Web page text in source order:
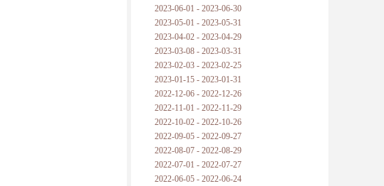
2023-06-01 - 2023-06-30
2023-05-01 - 2023-05-31
2023-04-02 - 2023-04-29
2023-03-08 - 2023-03-31
2023-02-03 - 2023-02-25
2023-01-15 - 2023-01-31
2022-12-06 - 2022-12-26
2022-11-01 - 2022-11-29
2022-10-02 - 2022-10-26
2022-09-05 - 2022-09-27
2022-08-07 - 2022-08-29
2022-07-01 - 2022-07-27
2022-06-05 - 2022-06-24